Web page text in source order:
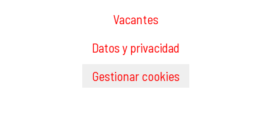
Vacantes
Datos y privacidad
Gestionar cookies